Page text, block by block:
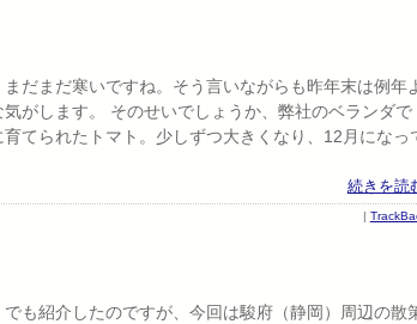
だまだ寒いですね。そう言いながらも昨年末は例年
がします。 そのせいでしょうか、弊社のベランダで
てられたトマト。少しずつ大きくなり、12月になっ
続きを読
|
も紹介したのですが、今回は駿府（静岡）周辺の散